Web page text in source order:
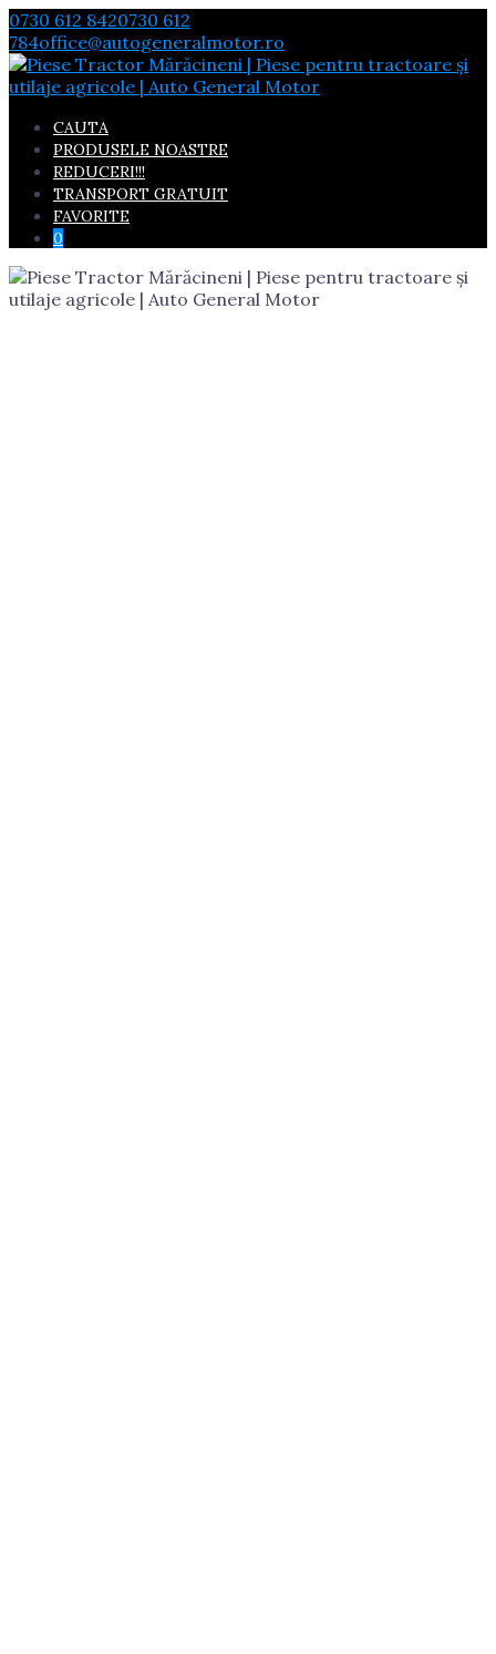
Skip
to
content
0730 612 8420730 612
784office@autogeneralmotor.ro
CAUTA
PRODUSELE NOASTRE
REDUCERI!!!
TRANSPORT GRATUIT
FAVORITE
0